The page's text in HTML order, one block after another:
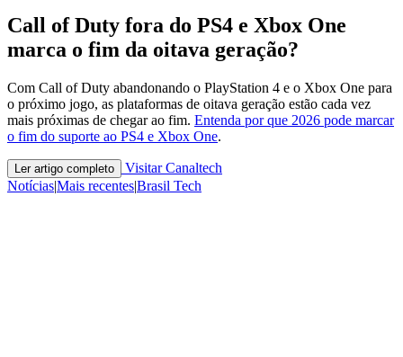
Call of Duty fora do PS4 e Xbox One
marca o fim da oitava geração?
Com Call of Duty abandonando o PlayStation 4 e o Xbox One para
o próximo jogo, as plataformas de oitava geração estão cada vez
mais próximas de chegar ao fim. Entenda por que 2026 pode marcar
o fim do suporte ao PS4 e Xbox One.
Ler artigo completo
Visitar Canaltech
Notícias|Mais recentes|Brasil Tech